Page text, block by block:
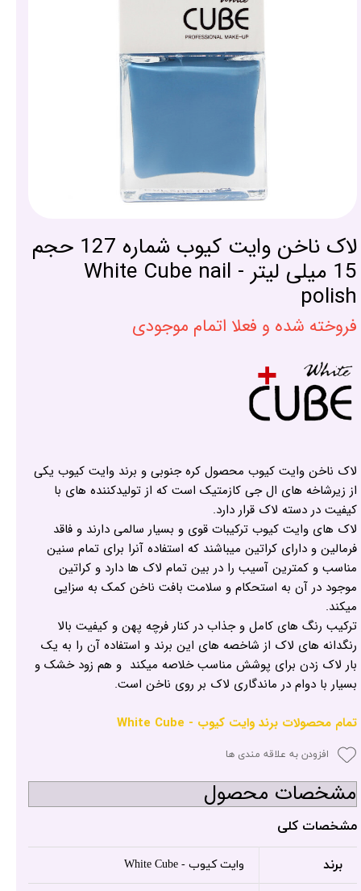
لاک ناخن وایت کیوب شماره 127 حجم
15 میلی لیتر - White Cube nail
polish
فروخته شده و فعلا اتمام موجودی
لاک ناخن وایت کیوب محصول کره جنوبی و برند وایت کیوب یکی
از زیرشاخه های ال جی کازمتیک است که از تولیدکننده های با
کیفیت در دسته لاک قرار دارد.
لاک های وایت کیوب ترکیبات قوی و بسیار سالمی دارند و فاقد
فرمالین و دارای کراتین میباشند که استفاده آنرا برای تمام سنین
مناسب و کمترین آسیب را در بین تمام لاک ها دارد و کراتین
موجود در آن به استحکام و سلامت بافت ناخن کمک به سزایی
میکند.
ترکیب رنگ های کامل و جذاب در کنار فرچه پهن و کیفیت بالا
رنگدانه های لاک از شاخصه های این برند و استفاده آن را به یک
بار لاک زدن برای پوشش مناسب خلاصه میکند و هم زود خشک و
بسیار با دوام در ماندگاری لاک بر روی ناخن است.
تمام محصولات برند وایت کیوب - White Cube
افزودن به علاقه مندی ها
مشخصات محصول
مشخصات کلی
برند وایت کیوب - White Cube